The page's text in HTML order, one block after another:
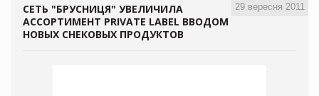
29 вересня 2011
СЕТЬ "БРУСНИЦЯ" УВЕЛИЧИЛА
АССОРТИМЕНТ PRIVATE LABEL ВВОДОМ
НОВЫХ СНЕКОВЫХ ПРОДУКТОВ